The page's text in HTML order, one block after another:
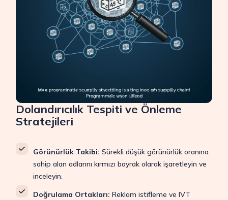
Dolandırıcılık Tespiti ve Önleme
Stratejileri
Görünürlük Takibi: Sürekli düşük görünürlük oranına
sahip alan adlarını kırmızı bayrak olarak işaretleyin ve
inceleyin.
Doğrulama Ortakları: Reklam istifleme ve IVT